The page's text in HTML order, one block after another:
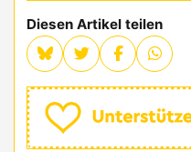
Diesen Artikel teilen